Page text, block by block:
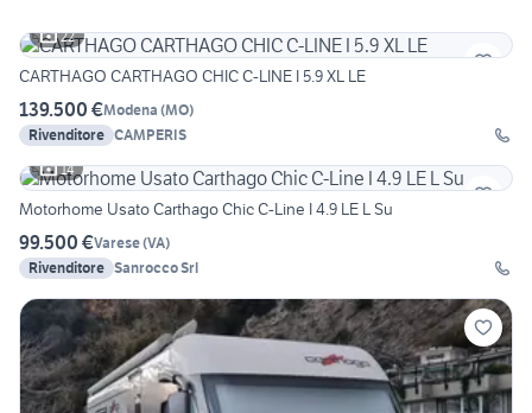
22
CARTHAGO CARTHAGO CHIC C-LINE I 5.9 XL LE
139.500 €Modena (MO)
Rivenditore CAMPERIS
14
Motorhome Usato Carthago Chic C-Line I 4.9 LE L Su
99.500 €Varese(VA)
Rivenditore Sanrocco Srl